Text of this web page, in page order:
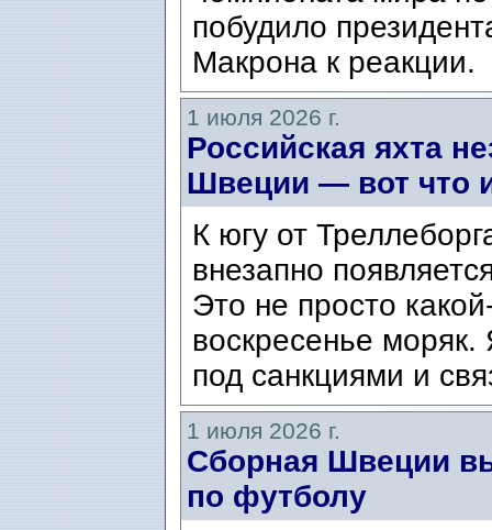
побудило
Макрона к реакции.
1 июля 2026 г.
Российская яхта
Швеции — вот что
К югу от
внезапно
Это не просто
воскресенье
под санкциями и
1 июля 2026 г.
Сборная Швеции
по футболу